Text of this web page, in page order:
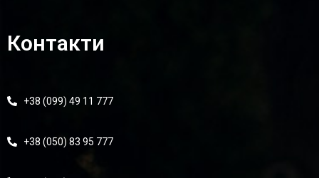
Контакти
+38 (099) 49 11 777
+38 (050) 83 95 777